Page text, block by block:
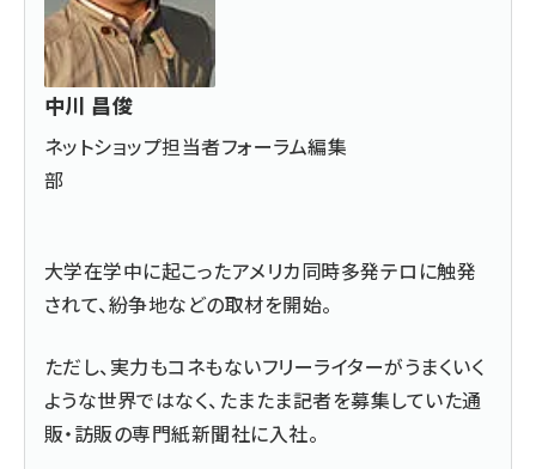
中川 昌俊
ネットショップ担当者フォーラム編集
部
大学在学中に起こったアメリカ同時多発テロに触発
されて、紛争地などの取材を開始。
ただし、実力もコネもないフリーライターがうまくいく
ような世界ではなく、たまたま記者を募集していた通
販・訪販の専門紙新聞社に入社。